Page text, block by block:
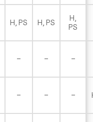
H, PS H, PS
H,
PS
– – –
– – –